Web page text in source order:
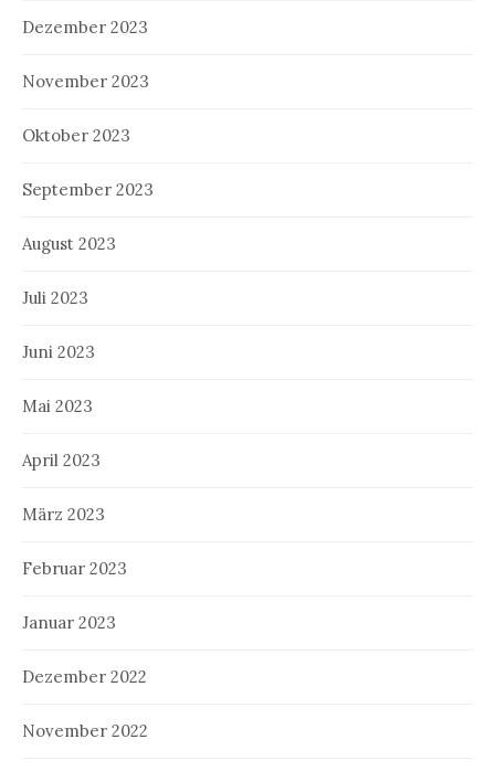
Dezember 2023
November 2023
Oktober 2023
September 2023
August 2023
Juli 2023
Juni 2023
Mai 2023
April 2023
März 2023
Februar 2023
Januar 2023
Dezember 2022
November 2022